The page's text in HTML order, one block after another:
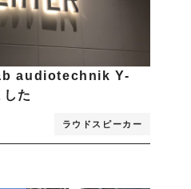
audiotechnik Y-
た
ラウドスピーカー